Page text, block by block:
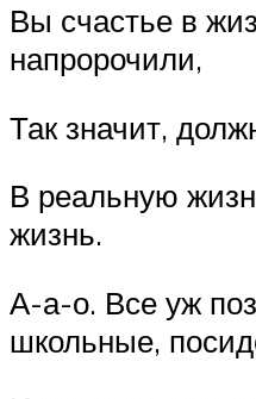
Вы счастье в
напророчили,
Так значит,
В реальную
жизнь.
А-а-о. Все уж
школьные,